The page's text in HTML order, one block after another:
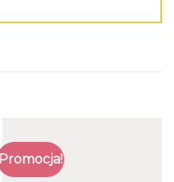
Promocja!